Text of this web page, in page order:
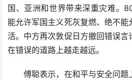
国、亚洲和世界带来深重灾难。
能允许军国主义死灰复燃、绝不
活。中方再次敦促日方撤回错误
在错误的道路上越走越远。
傅聪表示，在和平与安全问题